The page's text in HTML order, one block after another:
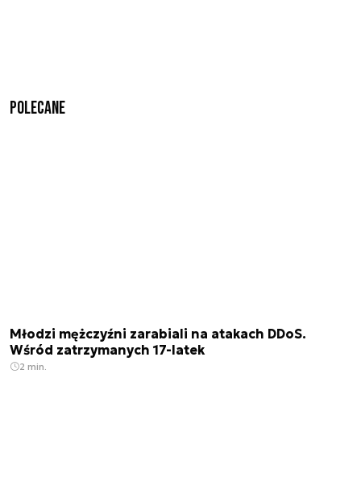
Polecane
Młodzi mężczyźni zarabiali na atakach DDoS.
Wśród zatrzymanych 17-latek
2 min.